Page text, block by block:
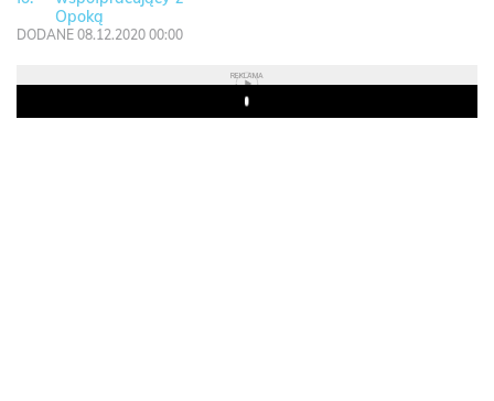
Opoką
DODANE 08.12.2020 00:00
REKLAMA
Play